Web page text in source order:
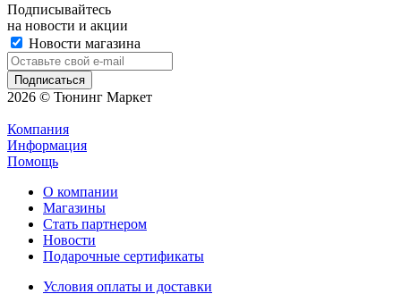
Подписывайтесь
на новости и акции
Новости магазина
2026 © Тюнинг Маркет
Компания
Информация
Помощь
О компании
Магазины
Стать партнером
Новости
Подарочные сертификаты
Условия оплаты и доставки